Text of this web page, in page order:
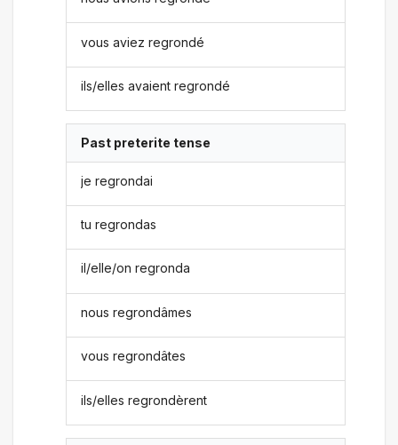
vous aviez regrondé
ils/elles avaient regrondé
Past preterite tense
je regrondai
tu regrondas
il/elle/on regronda
nous regrondâmes
vous regrondâtes
ils/elles regrondèrent